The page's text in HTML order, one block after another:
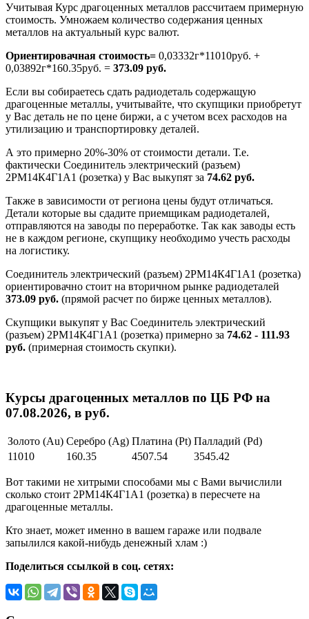
Учитывая Курс драгоценных металлов рассчитаем примерную
стоимость. Умножаем количество содержания ценных
металлов на актуальный курс валют.
Ориентировачная стоимость= 0,03332г*11010руб. +
0,03892г*160.35руб. = 373.09 руб.
Если вы собираетесь сдать радиодеталь содержащую
драгоценные металлы, учитывайте, что скупщики приобретут
у Вас деталь не по цене биржи, а с учетом всех расходов на
утилизацию и транспортировку деталей.
А это примерно 20%-30% от стоимости детали. Т.е.
фактически Соединитель электрический (разъем)
2РМ14К4Г1А1 (розетка) у Вас выкупят за 74.62 руб.
Также в зависимости от региона цены будут отличаться.
Детали которые вы сдадите приемщикам радиодеталей,
отправляются на заводы по переработке. Так как заводы есть
не в каждом регионе, скупщику необходимо учесть расходы
на логистику.
Соединитель электрический (разъем) 2РМ14К4Г1А1 (розетка)
ориентировачно стоит на вторичном рынке радиодеталей
373.09 руб. (прямой расчет по бирже ценных металлов).
Скупщики выкупят у Вас Соединитель электрический
(разъем) 2РМ14К4Г1А1 (розетка) примерно за 74.62 - 111.93
руб. (примерная стоимость скупки).
Курсы драгоценных металлов по ЦБ РФ на
07.08.2026, в руб.
Золото (Au) Серебро (Ag) Платина (Pt) Палладий (Pd)
11010
160.35 4507.54 3545.42
Вот такими не хитрыми способами мы с Вами вычислили
сколько стоит 2РМ14К4Г1А1 (розетка) в пересчете на
драгоценные металлы.
Кто знает, может именно в вашем гараже или подвале
запылился какой-нибудь денежный хлам :)
Поделиться ссылкой в соц. сетях: